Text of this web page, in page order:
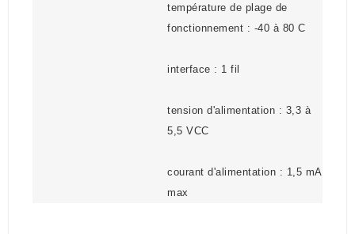
température de plage de
fonctionnement : -40 à 80 C
interface : 1 fil
tension d'alimentation : 3,3 à
5,5 VCC
courant d'alimentation : 1,5 mA
max